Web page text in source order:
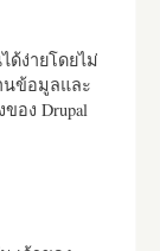
ด้ง่ายโดยไม่
นข้อมูลและ
อง Drupal